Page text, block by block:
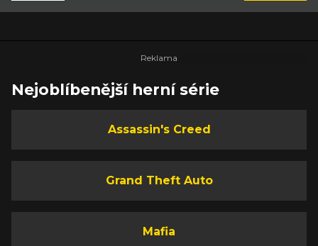
Nejoblíbenější herní série
Assassin's Creed
Grand Theft Auto
Mafia